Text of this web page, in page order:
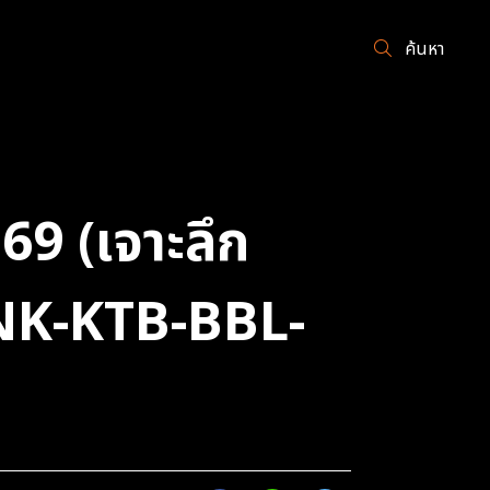
ค้นหา
(เจาะลึก
KTB-BBL-